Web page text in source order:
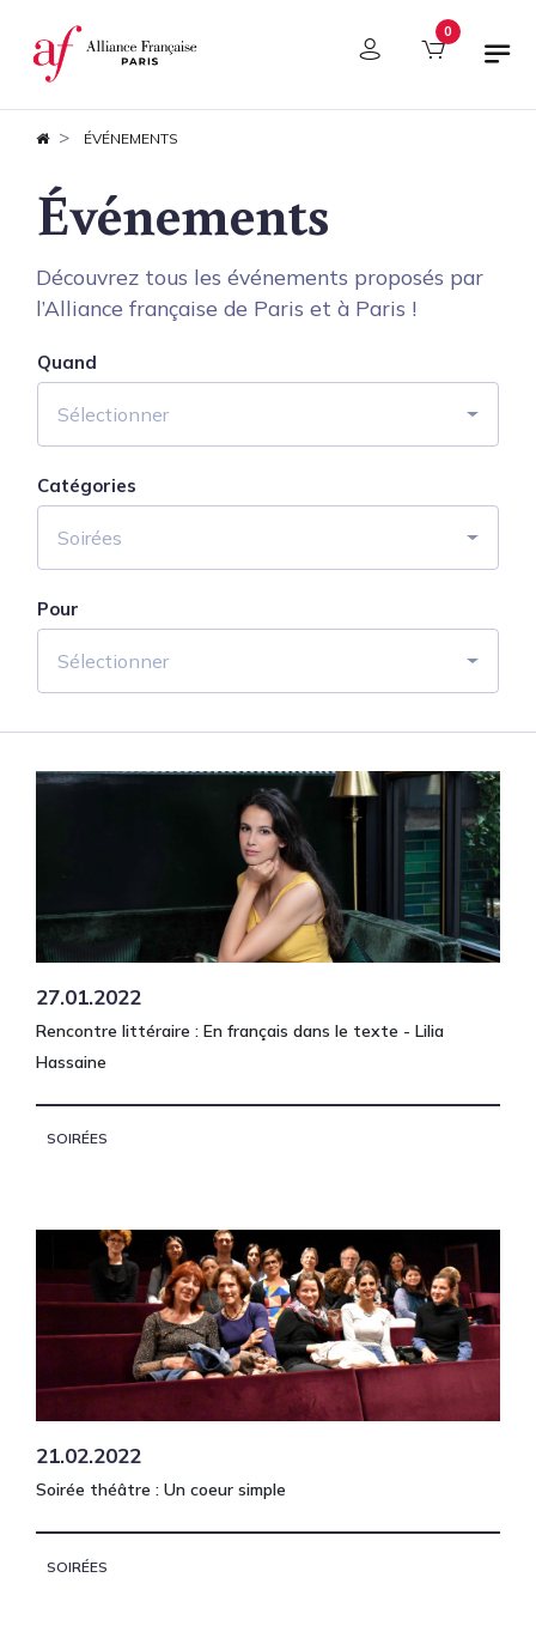
Panneau de gestion des cookies 0
ÉVÉNEMENTS
Événements
Découvrez tous les événements proposés par
l’Alliance française de Paris et à Paris !
Quand
Sélectionner
Catégories
Soirées
Pour
Sélectionner
27.01.2022
Rencontre littéraire : En français dans le texte - Lilia
Hassaine
SOIRÉES
21.02.2022
Soirée théâtre : Un coeur simple
SOIRÉES